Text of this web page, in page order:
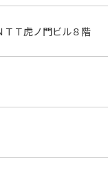
Ｔ虎ノ門ビル８階